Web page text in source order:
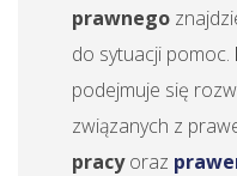
prawnego
do sytuacji pomoc.
podejmuje się
związanych z
pracyoraz